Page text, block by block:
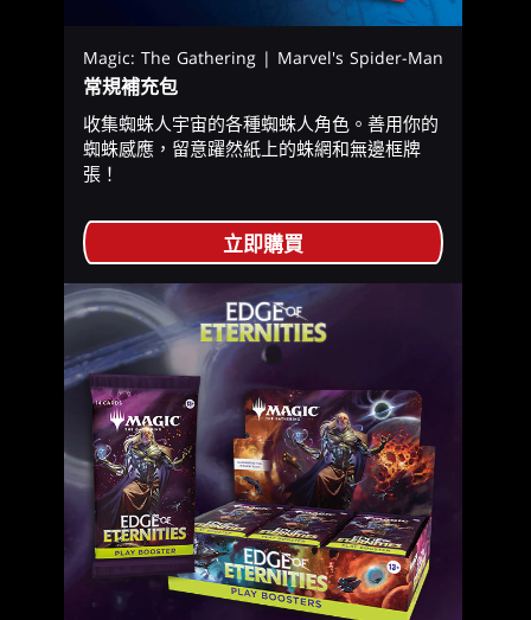
Magic: The Gathering | Marvel's Spider-Man
常規補充包
收集蜘蛛人宇宙的各種蜘蛛人角色。善用你的
蜘蛛感應，留意躍然紙上的蛛網和無邊框牌
張！
立即購買